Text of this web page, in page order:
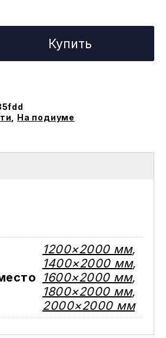
Купить
На подиуме
1200×2000 мм,
1400×2000 мм,
1600×2000 мм,
1800×2000 мм,
2000×2000 мм